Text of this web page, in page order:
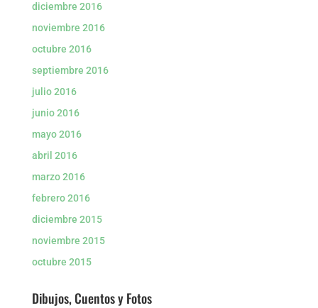
diciembre 2016
noviembre 2016
octubre 2016
septiembre 2016
julio 2016
junio 2016
mayo 2016
abril 2016
marzo 2016
febrero 2016
diciembre 2015
noviembre 2015
octubre 2015
Dibujos, Cuentos y Fotos